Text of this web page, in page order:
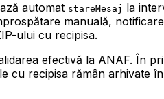
automat stareMesaj la
manuală,
ului cu recipisa.
efectivă la ANAF. În
cu recipisa rămân arhivate